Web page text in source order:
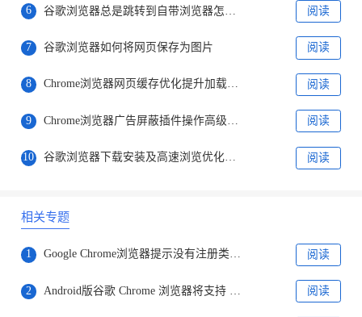
6 阅读
7 谷歌浏览器如何将网页保存为图片 阅读
8 Chrome浏览器网页缓存优化提升加载速度实测 阅读
9 阅读
10 谷歌浏览器下载安装及高速浏览优化教程 阅读
相关专题
1 Google Chrome浏览器提示没有注册类怎么办 阅读
2 阅读